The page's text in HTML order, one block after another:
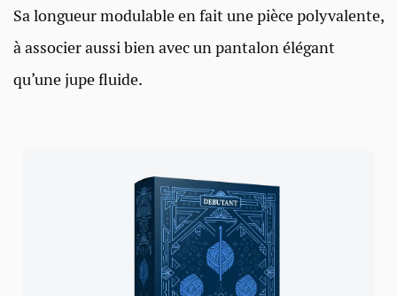
Sa longueur modulable en fait une pièce polyvalente,
à associer aussi bien avec un pantalon élégant
qu’une jupe fluide.